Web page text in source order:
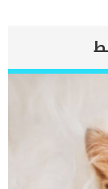
تؤثر على نمط
الأصوات. كما
الا تهمل جلسات
الموجات فوق
بعمل فحص عام
بعمل تحاليل
العام.في حالة
صور بالأشعة
فوق الصوتية على